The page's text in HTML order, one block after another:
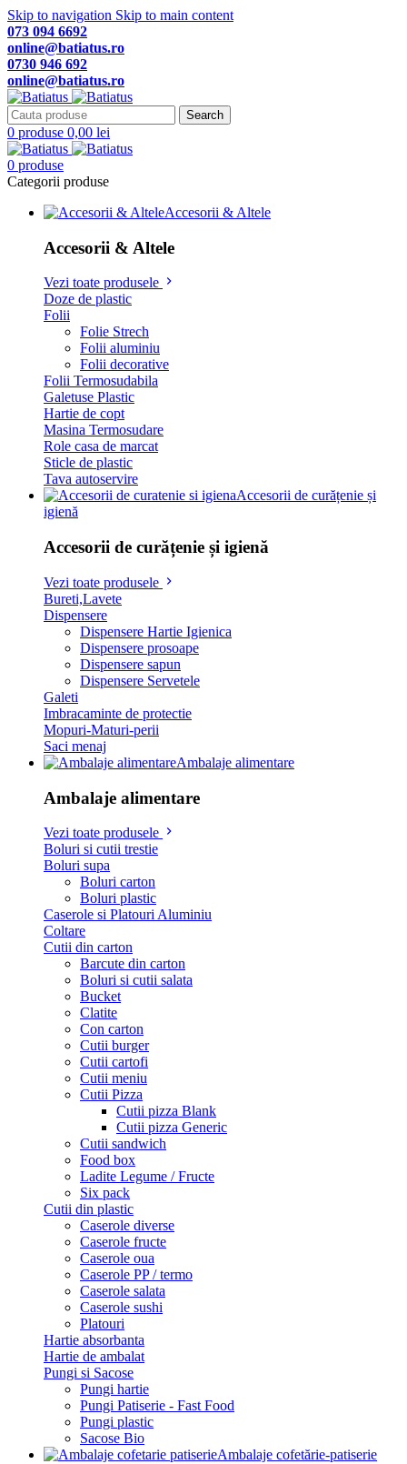
Skip to navigation Skip to main content
073 094 6692
online@batiatus.ro
0730 946 692
online@batiatus.ro
Search
0 produse 0,00 lei
0 produse
Categorii produse
Accesorii & Altele
Accesorii & Altele
Vezi toate produsele
Doze de plastic
Folii
Folie Strech
Folii aluminiu
Folii decorative
Folii Termosudabila
Galetuse Plastic
Hartie de copt
Masina Termosudare
Role casa de marcat
Sticle de plastic
Tava autoservire
Accesorii de curățenie și
igienă
Accesorii de curățenie și igienă
Vezi toate produsele
Bureti,Lavete
Dispensere
Dispensere Hartie Igienica
Dispensere prosoape
Dispensere sapun
Dispensere Servetele
Galeti
Imbracaminte de protectie
Mopuri-Maturi-perii
Saci menaj
Ambalaje alimentare
Ambalaje alimentare
Vezi toate produsele
Boluri si cutii trestie
Boluri supa
Boluri carton
Boluri plastic
Caserole si Platouri Aluminiu
Coltare
Cutii din carton
Barcute din carton
Boluri si cutii salata
Bucket
Clatite
Con carton
Cutii burger
Cutii cartofi
Cutii meniu
Cutii Pizza
Cutii pizza Blank
Cutii pizza Generic
Cutii sandwich
Food box
Ladite Legume / Fructe
Six pack
Cutii din plastic
Caserole diverse
Caserole fructe
Caserole oua
Caserole PP / termo
Caserole salata
Caserole sushi
Platouri
Hartie absorbanta
Hartie de ambalat
Pungi si Sacose
Pungi hartie
Pungi Patiserie - Fast Food
Pungi plastic
Sacose Bio
Ambalaje cofetărie-patiserie